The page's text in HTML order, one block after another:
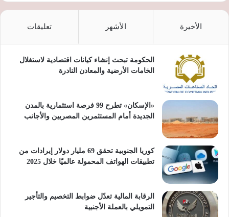
الأخيرة الأشهر تعليقات
الحكومة تبحث إنشاء كيانات اقتصادية لاستغلال
الخامات الأرضية والمعادن النادرة
«الإسكان» تطرح 99 فرصة استثمارية بالمدن
الجديدة أمام المستثمرين المصريين والأجانب
كوريا الجنوبية تحقق 69 مليار دولار إيرادات من
تطبيقات الهواتف المحمولة عالميًا خلال 2025
الرقابة المالية تعدّل ضوابط التخصيم والتأجير
التمويلي بالعملة الأجنبية